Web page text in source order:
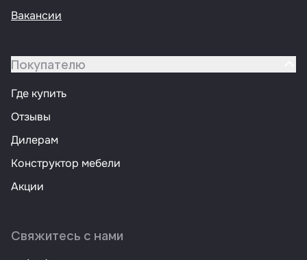
Вакансии
Покупателю
Где купить
Отзывы
Дилерам
Конструктор мебели
Акции
Свяжитесь с нами